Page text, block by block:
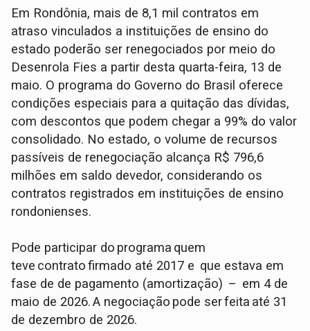
Em Rondônia, mais de 8,1 mil contratos em
atraso vinculados a instituições de ensino do
estado poderão ser renegociados por meio do
Desenrola Fies a partir desta quarta-feira, 13 de
maio. O programa do Governo do Brasil oferece
condições especiais para a quitação das dívidas,
com descontos que podem chegar a 99% do valor
consolidado. No estado, o volume de recursos
passíveis de renegociação alcança R$ 796,6
milhões em saldo devedor, considerando os
contratos registrados em instituições de ensino
rondonienses.
Pode participar do programa quem
teve contrato firmado até 2017 e que estava em
fase de de pagamento (amortização) – em 4 de
maio de 2026. A negociação pode ser feita até 31
de dezembro de 2026.